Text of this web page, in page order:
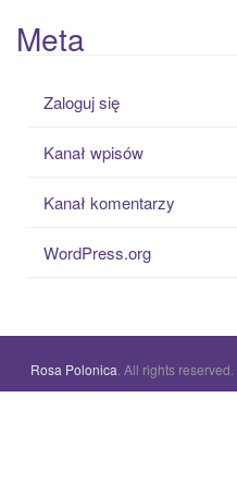
Meta
Zaloguj się
Kanał wpisów
Kanał komentarzy
WordPress.org
Rosa Polonica . All rights reserved.